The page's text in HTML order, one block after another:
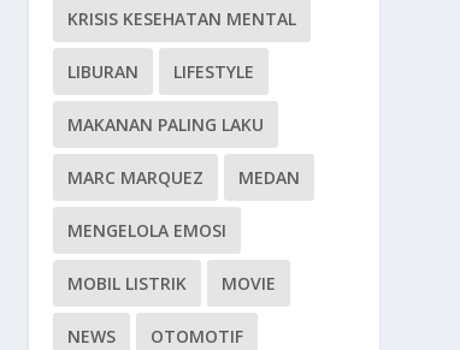
KRISIS KESEHATAN MENTAL
LIBURAN LIFESTYLE
MAKANAN PALING LAKU
MARC MARQUEZ MEDAN
MENGELOLA EMOSI
MOBIL LISTRIK MOVIE
NEWS OTOMOTIF